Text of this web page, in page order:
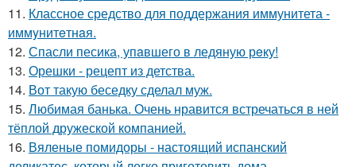
11. Классное средство для поддержания иммунитета -
иммyнитeтнaя.
12. Спасли песика, упaвшего в ледяную рeку!
13. Орешки - рецепт из детства.
14. Вот такую беседку сделал муж.
15. Любимая банька. Очень нравится встречаться в ней
тёплой дружеской компанией.
16. Вяленые помидоры - настоящий испанский